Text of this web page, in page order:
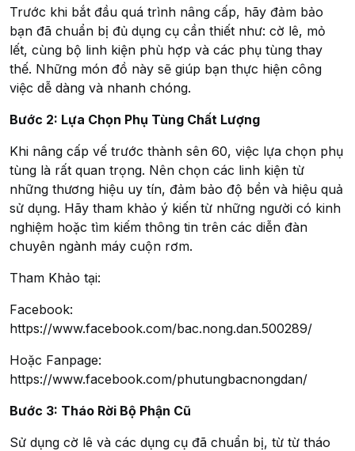
Trước khi bắt đầu quá trình nâng cấp, hãy đảm bảo
bạn đã chuẩn bị đủ dụng cụ cần thiết như: cờ lê, mỏ
lết, cùng bộ linh kiện phù hợp và các phụ tùng thay
thế. Những món đồ này sẽ giúp bạn thực hiện công
việc dễ dàng và nhanh chóng.
Bước 2: Lựa Chọn Phụ Tùng Chất Lượng
Khi nâng cấp vế trước thành sên 60, việc lựa chọn phụ
tùng là rất quan trọng. Nên chọn các linh kiện từ
những thương hiệu uy tín, đảm bảo độ bền và hiệu quả
sử dụng. Hãy tham khảo ý kiến từ những người có kinh
nghiệm hoặc tìm kiếm thông tin trên các diễn đàn
chuyên ngành máy cuộn rơm.
Tham Khảo tại:
Facebook:
https://www.facebook.com/bac.nong.dan.500289/
Hoặc Fanpage:
https://www.facebook.com/phutungbacnongdan/
Bước 3: Tháo Rời Bộ Phận Cũ
Sử dụng cờ lê và các dụng cụ đã chuẩn bị, từ từ tháo